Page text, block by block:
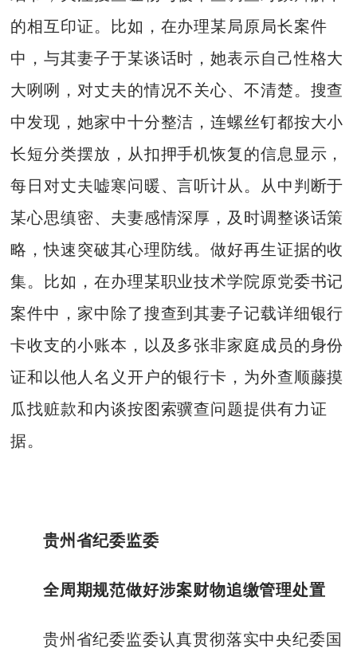
的相互印证。比如，在办理某局原局长案件
中，与其妻子于某谈话时，她表示自己性格大
大咧咧，对丈夫的情况不关心、不清楚。搜查
中发现，她家中十分整洁，连螺丝钉都按大小
长短分类摆放，从扣押手机恢复的信息显示，
每日对丈夫嘘寒问暖、言听计从。从中判断于
某心思缜密、夫妻感情深厚，及时调整谈话策
略，快速突破其心理防线。做好再生证据的收
集。比如，在办理某职业技术学院原党委书记
案件中，家中除了搜查到其妻子记载详细银行
卡收支的小账本，以及多张非家庭成员的身份
证和以他人名义开户的银行卡，为外查顺藤摸
瓜找赃款和内谈按图索骥查问题提供有力证
据。
贵州省纪委监委
全周期规范做好涉案财物追缴管理处置
贵州省纪委监委认真贯彻落实中央纪委国